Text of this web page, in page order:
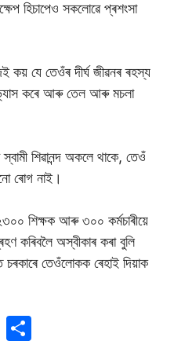
হিচাপেও সকলোৱে প্ৰশংসা
কয় যে তেওঁৰ দীৰ্ঘ জীৱনৰ ৰহস্য
কৰে আৰু তেল আৰু মচলা
শিৱানন্দ অকলে থাকে, তেওঁ
ৰোগ নাই।
শিক্ষক আৰু ৩০০ কৰ্মচাৰীয়ে
কৰিবলৈ অস্বীকাৰ কৰা বুলি
তেওঁলোকক ৰেহাই দিয়াক
C